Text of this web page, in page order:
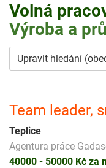
Volná
Výroba a
Upravit hledání
Team leader,
Teplice
Agentura práce
40000 - 50000 Kč za